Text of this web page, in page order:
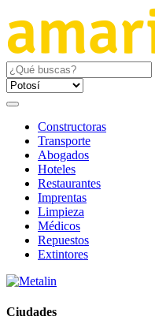
Constructoras
Transporte
Abogados
Hoteles
Restaurantes
Imprentas
Limpieza
Médicos
Repuestos
Extintores
Ciudades